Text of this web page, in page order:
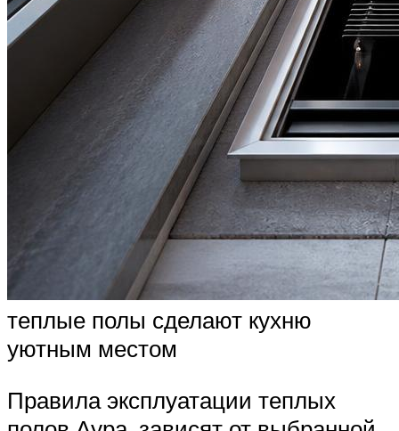
теплые полы сделают кухню
уютным местом
Правила эксплуатации теплых